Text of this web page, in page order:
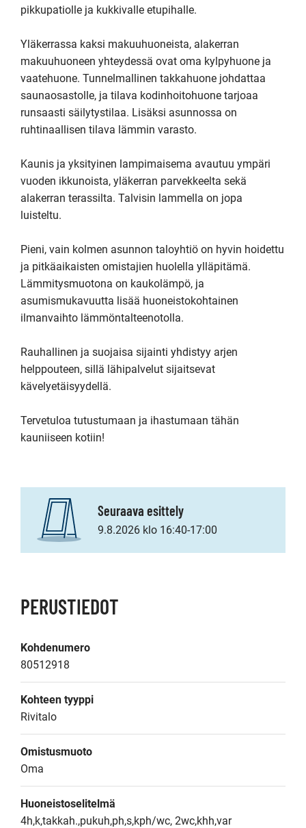
pikkupatiolle ja kukkivalle etupihalle.
Yläkerrassa kaksi makuuhuoneista, alakerran
makuuhuoneen yhteydessä ovat oma kylpyhuone ja
vaatehuone. Tunnelmallinen takkahuone johdattaa
saunaosastolle, ja tilava kodinhoitohuone tarjoaa
runsaasti säilytystilaa. Lisäksi asunnossa on
ruhtinaallisen tilava lämmin varasto.
Kaunis ja yksityinen lampimaisema avautuu ympäri
vuoden ikkunoista, yläkerran parvekkeelta sekä
alakerran terassilta. Talvisin lammella on jopa
luisteltu.
Pieni, vain kolmen asunnon taloyhtiö on hyvin hoidettu
ja pitkäaikaisten omistajien huolella ylläpitämä.
Lämmitysmuotona on kaukolämpö, ja
asumismukavuutta lisää huoneistokohtainen
ilmanvaihto lämmöntalteenotolla.
Rauhallinen ja suojaisa sijainti yhdistyy arjen
helppouteen, sillä lähipalvelut sijaitsevat
kävelyetäisyydellä.
Tervetuloa tutustumaan ja ihastumaan tähän
kauniiseen kotiin!
Seuraava esittely
9.8.2026 klo 16:40-17:00
PERUSTIEDOT
Kohdenumero
80512918
Kohteen tyyppi
Rivitalo
Omistusmuoto
Oma
Huoneistoselitelmä
4h,k,takkah.,pukuh,ph,s,kph/wc, 2wc,khh,var